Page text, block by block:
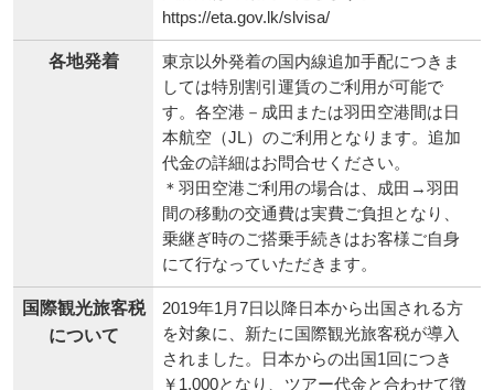
法詳細はご案内いたします。
https://eta.gov.lk/slvisa/
東京以外発着の国内線追加手配につきま
しては特別割引運賃のご利用が可能で
す。各空港－成田または羽田空港間は日
本航空（JL）のご利用となります。追加
代金の詳細はお問合せください。
＊羽田空港ご利用の場合は、成田→羽田
間の移動の交通費は実費ご負担となり、
乗継ぎ時のご搭乗手続きはお客様ご自身
にて行なっていただきます。
国際観光旅客税
2019年1月7日以降日本から出国される方
を対象に、新たに国際観光旅客税が導入
されました。日本からの出国1回につき